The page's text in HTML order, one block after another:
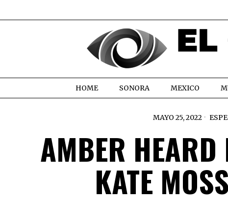
HOME SONORA MEXICO
MAYO 25, 2022
AMBER HEARD
KATE